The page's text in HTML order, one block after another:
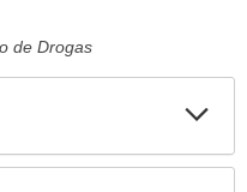
de Drogas